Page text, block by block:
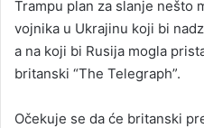
a
n
e
m
Trampu plan za slanje nešto
vojnika u Ukrajinu koji bi
a na koji bi Rusija mogla
britanski “The Telegraph”.
Očekuje se da će britanski